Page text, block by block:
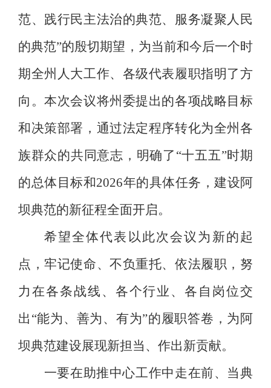
范、践行民主法治的典范、服务凝聚人民
的典范”的殷切期望，为当前和今后一个时
期全州人大工作、各级代表履职指明了方
向。本次会议将州委提出的各项战略目标
和决策部署，通过法定程序转化为全州各
族群众的共同意志， 明确了 “十五五”时期
的总体目标和2026年的具体任务，建设阿
坝典范的新征程全面开启。
希望全体代表以此次会议为新的起
点，牢记使命、不负重托、依法履职， 努
力 在各条战线、各个行业、各自岗位交
出 “能为、善为、有为”的履职答卷 ， 为阿
坝典范建设展现新担当、作出新贡献。
一要在助推中心工作中走在前、当典